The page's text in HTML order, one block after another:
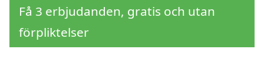
Få 3 erbjudanden, gratis och utan
förpliktelser